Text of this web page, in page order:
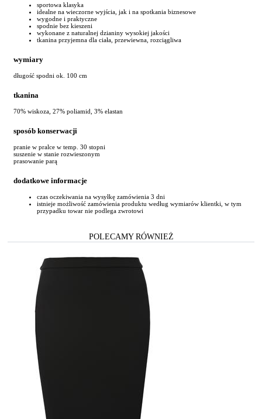
sportowa klasyka
idealne na wieczorne wyjścia, jak i na spotkania biznesowe
wygodne i praktyczne
spodnie bez kieszeni
wykonane z naturalnej dzianiny wysokiej jakości
tkanina przyjemna dla ciała, przewiewna, rozciągliwa
wymiary
długość spodni ok. 100 cm
tkanina
70% wiskoza, 27% poliamid, 3% elastan
sposób konserwacji
pranie w pralce w temp. 30 stopni
suszenie w stanie rozwieszonym
prasowanie parą
dodatkowe informacje
czas oczekiwania na wysyłkę zamówienia 3 dni
istnieje możliwość zamówienia produktu według wymiarów klientki, w tym
przypadku towar nie podlega zwrotowi
POLECAMY RÓWNIEŻ